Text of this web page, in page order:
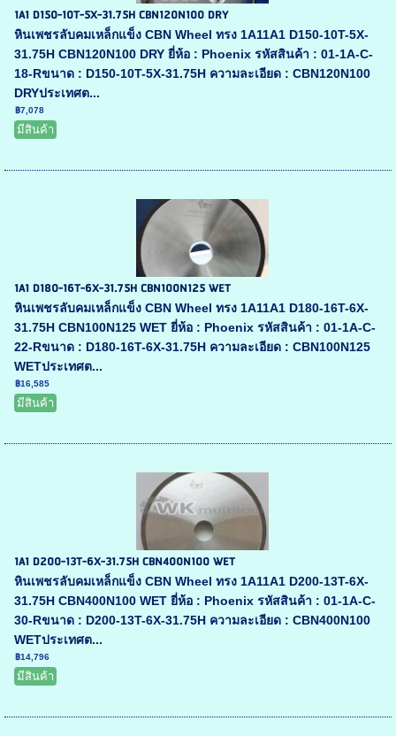
1A1 D150-10T-5X-31.75H CBN120N100 DRY
หินเพชรลับคมเหล็กแข็ง CBN Wheel ทรง 1A11A1 D150-10T-5X-
31.75H CBN120N100 DRY ยี่ห้อ : Phoenix รหัสสินค้า : 01-1A-C-
18-Rขนาด : D150-10T-5X-31.75H ความละเอียด : CBN120N100
DRYประเทศต...
฿7,078
มีสินค้า
1A1 D180-16T-6X-31.75H CBN100N125 WET
หินเพชรลับคมเหล็กแข็ง CBN Wheel ทรง 1A11A1 D180-16T-6X-
31.75H CBN100N125 WET ยี่ห้อ : Phoenix รหัสสินค้า : 01-1A-C-
22-Rขนาด : D180-16T-6X-31.75H ความละเอียด : CBN100N125
WETประเทศต...
฿16,585
มีสินค้า
1A1 D200-13T-6X-31.75H CBN400N100 WET
หินเพชรลับคมเหล็กแข็ง CBN Wheel ทรง 1A11A1 D200-13T-6X-
31.75H CBN400N100 WET ยี่ห้อ : Phoenix รหัสสินค้า : 01-1A-C-
30-Rขนาด : D200-13T-6X-31.75H ความละเอียด : CBN400N100
WETประเทศต...
฿14,796
มีสินค้า